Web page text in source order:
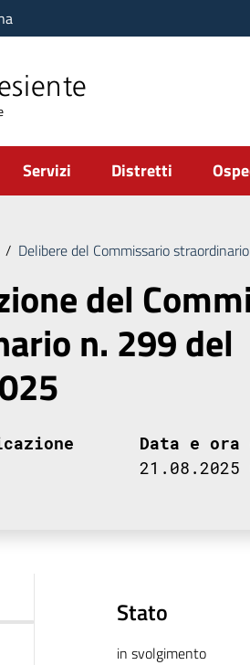
Servizi Distretti
/ Delibere del Commissario
del
n. 299 del
Data e ora
21.08.2025
Stato
in svolgimento